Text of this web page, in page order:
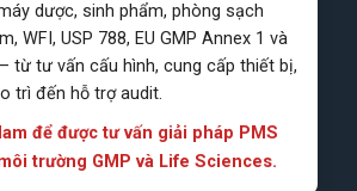
dược, sinh phẩm, phòng sạch
WFI, USP 788, EU GMP Annex 1 và
từ tư vấn cấu hình, cung cấp thiết bị,
trì đến hỗ trợ audit.
để được tư vấn giải pháp PMS
trường GMP và Life Sciences.